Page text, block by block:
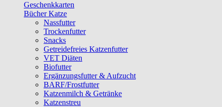
Geschenkkarten
Bücher Katze
Nassfutter
Trockenfutter
Snacks
Getreidefreies Katzenfutter
VET Diäten
Biofutter
Ergänzungsfutter & Aufzucht
BARF/Frostfutter
Katzenmilch & Getränke
Katzenstreu